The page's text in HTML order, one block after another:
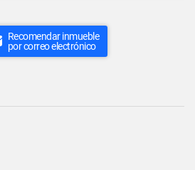
Recomendar inmueble
por correo electrónico